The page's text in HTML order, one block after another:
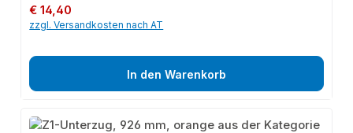
Regulärer Preis:
€ 14,40
zzgl. Versandkosten nach AT
In den Warenkorb